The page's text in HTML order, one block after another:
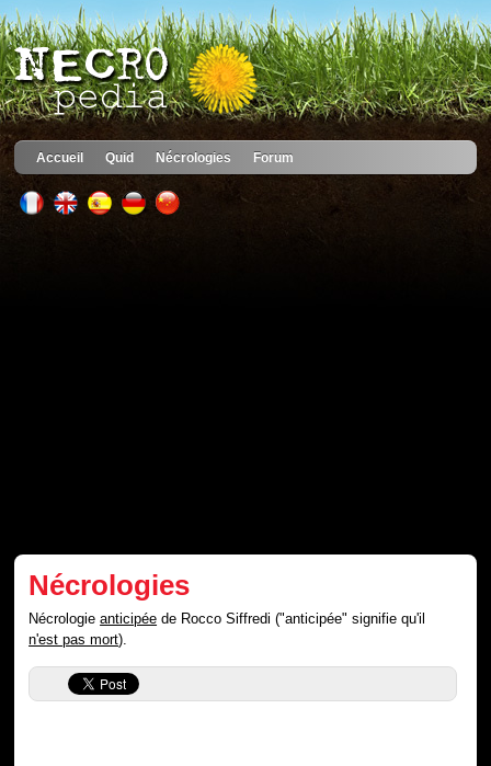
Accueil Quid Nécrologies Forum
Nécrologies
Nécrologieanticipée de Rocco Siffredi ("anticipée" signifie qu'il
n'est pas mort).